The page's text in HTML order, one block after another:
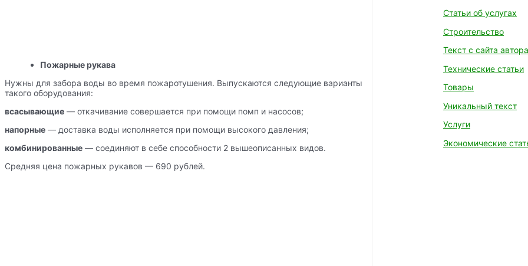
Пожарные рукава
Нужны для забора воды во время пожаротушения. Выпускаются следующие варианты
такого оборудования:
всасывающие — откачивание совершается при помощи помп и насосов;
напорные — доставка воды исполняется при помощи высокого давления;
комбинированные — соединяют в себе способности 2 вышеописанных видов.
Средняя цена пожарных рукавов — 690 рублей.
Статьи об услугах
Строительство
Текст с сайта автора
Технические статьи
Товары
Уникальный текст
Услуги
Экономические